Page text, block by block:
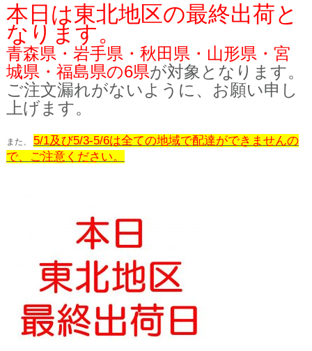
本日は東北地区の最終出荷と
なります。
青森県・岩手県・秋田県・山形県・宮
城県・福島県の6県が対象となります。
ご注文漏れがないように、お願い申し
上げます。
また、
5/1及び5/3-5/6は全ての地域で配達ができませんの
で、ご注意ください。